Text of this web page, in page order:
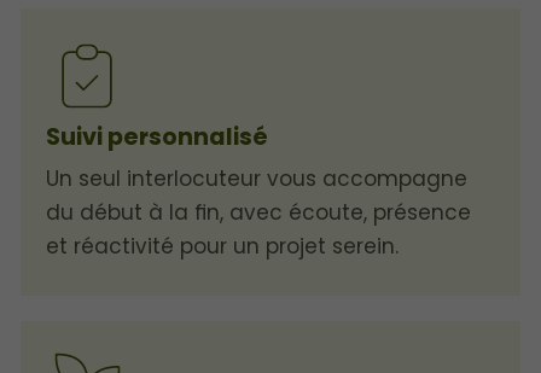
Suivi personnalisé
Un seul interlocuteur vous accompagne
du début à la fin, avec écoute, présence
et réactivité pour un projet serein.